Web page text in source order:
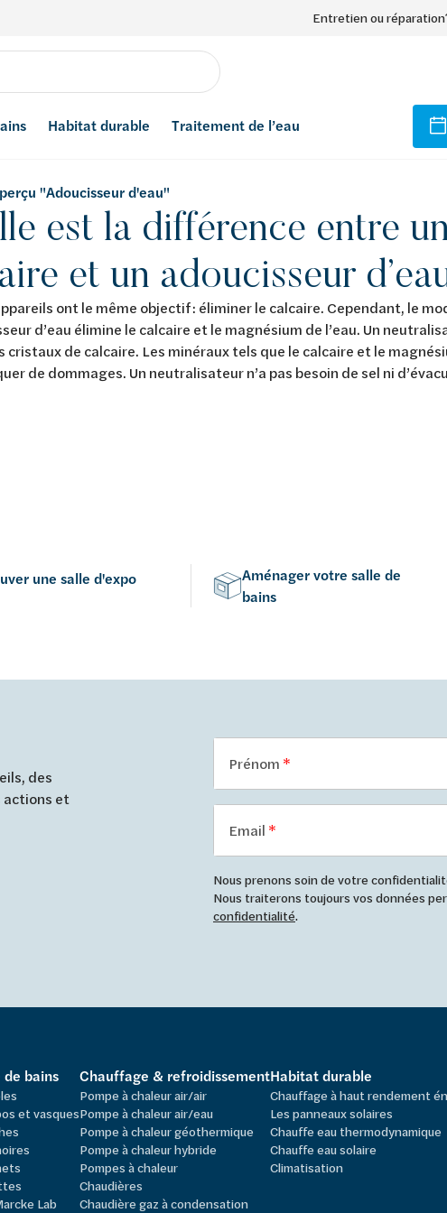
Entretien ou
Habitat durable Traitement de l’eau
"Adoucisseur d'eau"
est la différence entre
et un adoucisseur
ont le même objectif : éliminer le calcaire. Cependant, le
d’eau élimine le calcaire et le magnésium de l’eau. Un
cristaux de calcaire. Les minéraux tels que le calcaire et le
de dommages. Un neutralisateur n’a pas besoin de sel ni
une salle d'expo
Aménager votre salle de
bains
des
actions et
Prénom
Email
Nous prenons soin de votre
Nous traiterons toujours vos données
confidentialité.
de bains
et vasques
Lab
Chauffage & refroidissement
Pompe à chaleur air/air
Pompe à chaleur air/eau
Pompe à chaleur géothermique
Pompe à chaleur hybride
Pompes à chaleur
Chaudières
Chaudière gaz à condensation
Habitat durable
Chauffage à haut rendement
Les panneaux solaires
Chauffe eau thermodynamique
Chauffe eau solaire
Climatisation